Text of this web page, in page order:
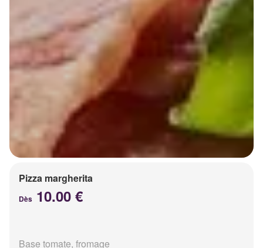
Pizza margherita
Dès 10.00 €
Base tomate, fromage